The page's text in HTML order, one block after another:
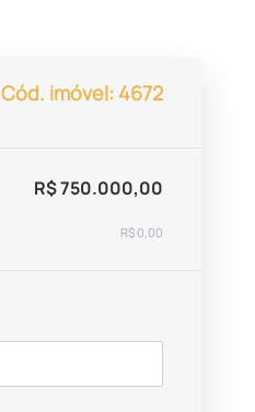
Cód. imóvel: 4672
R$ 750.000,00
R$ 0,00